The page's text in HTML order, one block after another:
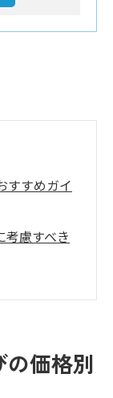
すすめガイ
考慮すべき
たものを
の価格別